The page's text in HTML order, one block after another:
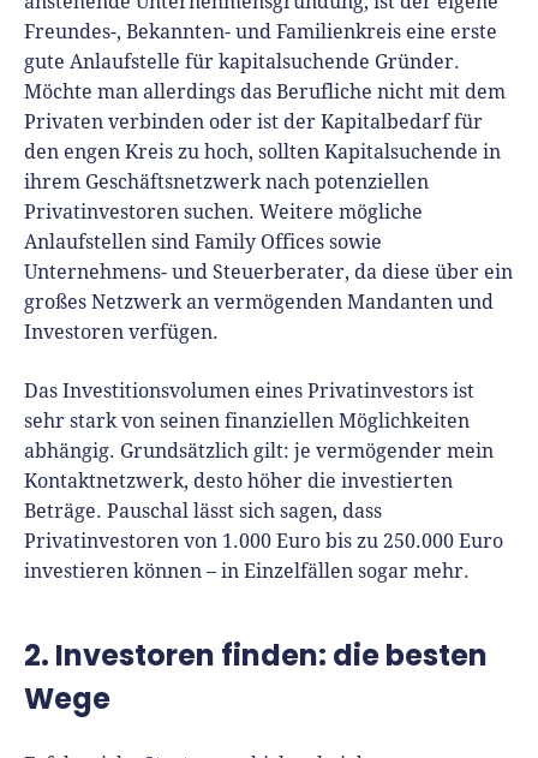
Freundes-, Bekannten- und Familienkreis eine erste
gute Anlaufstelle für kapitalsuchende Gründer.
Möchte man allerdings das Berufliche nicht mit dem
Privaten verbinden oder ist der Kapitalbedarf für
den engen Kreis zu hoch, sollten Kapitalsuchende in
ihrem Geschäftsnetzwerk nach potenziellen
Privatinvestoren suchen. Weitere mögliche
Anlaufstellen sind Family Offices sowie
Unternehmens- und Steuerberater, da diese über ein
großes Netzwerk an vermögenden Mandanten und
Investoren verfügen.
Das Investitionsvolumen eines Privatinvestors ist
sehr stark von seinen finanziellen Möglichkeiten
abhängig. Grundsätzlich gilt: je vermögender mein
Kontaktnetzwerk, desto höher die investierten
Beträge. Pauschal lässt sich sagen, dass
Privatinvestoren von 1.000 Euro bis zu 250.000 Euro
investieren können – in Einzelfällen sogar mehr.
2. Investoren finden: die besten
Wege